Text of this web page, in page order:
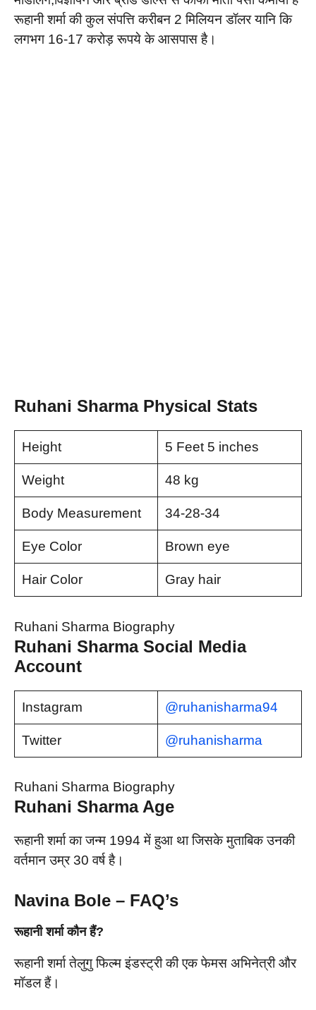
रूहानी शर्मा की कुल संपत्ति करीबन 2 मिलियन डॉलर यानि कि
लगभग 16-17 करोड़ रूपये के आसपास है।
Ruhani Sharma Physical Stats
Height 5 Feet 5 inches
Weight 48 kg
Body Measurement 34-28-34
Eye Color Brown eye
Hair Color Gray hair
Ruhani Sharma Biography
Ruhani Sharma Social Media
Account
Instagram @ruhanisharma94
Twitter @ruhanisharma
Ruhani Sharma Biography
Ruhani Sharma Age
रूहानी शर्मा का जन्म 1994 में हुआ था जिसके मुताबिक उनकी
वर्तमान उम्र 30 वर्ष है।
Navina Bole – FAQ’s
रूहानी शर्मा कौन हैं?
रूहानी शर्मा तेलुगु फिल्म इंडस्ट्री की एक फेमस अभिनेत्री और
मॉडल हैं।